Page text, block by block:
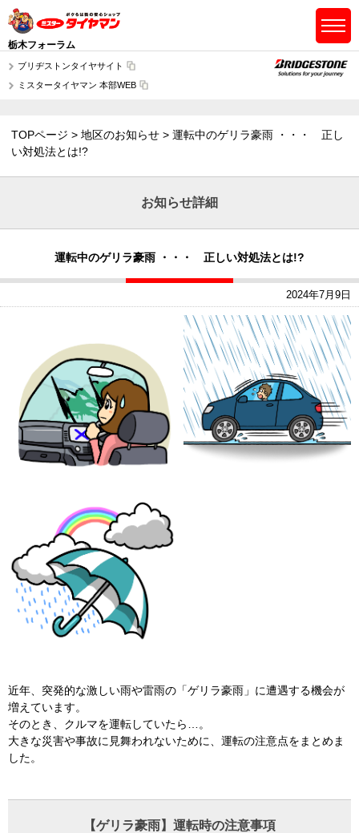
栃木フォーラム
ブリヂストンタイヤサイト
ミスタータイヤマン 本部WEB
TOPページ 地区のお知らせ
運転中のゲリラ豪雨 ・・・ 正し
い対処法とは!?
お知らせ詳細
運転中のゲリラ豪雨 ・・・ 正しい対処法とは!?
2024年7月9日
近年、突発的な激しい雨や雷雨の「ゲリラ豪雨」に遭遇する機会が
増えています。
そのとき、クルマを運転していたら…。
大きな災害や事故に見舞われないために、運転の注意点をまとめま
した。
【ゲリラ豪雨】運転時の注意事項